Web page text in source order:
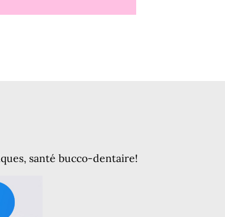
santé bucco-dentaire!